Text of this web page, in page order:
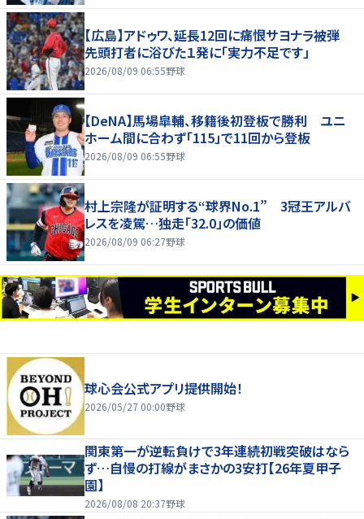
【広島】アドゥワ、延長12回に痛恨サヨナラ被弾
先頭打者に浴びた１発に「実力不足です」
2026/08/09 06:55野球
【DeNA】馬場皐輔、移籍後初登板で勝利 ユニ
ホーム間に合わず「115」で11回から登板
2026/08/09 06:55野球
村上宗隆が証明する“球界No.1” 3冠王アルバ
レスを凌駕…独走「32.0」の価値
2026/08/09 06:27野球
球心会公式アプリ提供開始！
2026/05/27 00:00野球
関東第一が逆転負けで3年連続初戦突破はなら
ず…自慢の打線がまさかの3安打【26年夏甲子
園】
2026/08/08 20:37野球